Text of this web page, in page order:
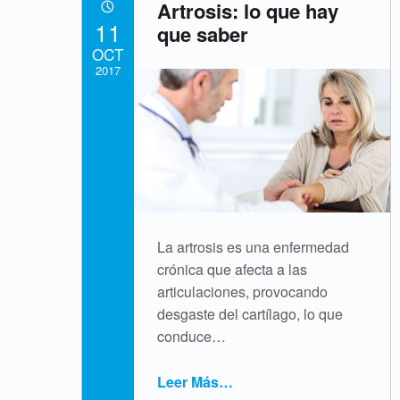
t
Artrosis: lo que hay
que saber
La artrosis es una enfermedad
crónica que afecta a las
articulaciones, provocando
desgaste del cartílago, lo que
conduce…
Leer Más
“Artrosis: lo que hay que saber”
…
POSTED ON:11
OCT
2017